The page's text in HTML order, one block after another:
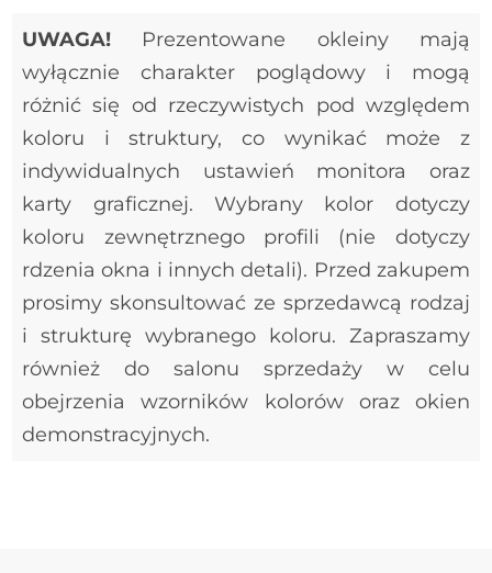
UWAGA! Prezentowane okleiny mają
wyłącznie charakter poglądowy i mogą
różnić się od rzeczywistych pod względem
koloru i struktury, co wynikać może z
indywidualnych ustawień monitora oraz
karty graficznej. Wybrany kolor dotyczy
koloru zewnętrznego profili (nie dotyczy
rdzenia okna i innych detali). Przed zakupem
prosimy skonsultować ze sprzedawcą rodzaj
i strukturę wybranego koloru. Zapraszamy
również do salonu sprzedaży w celu
obejrzenia wzorników kolorów oraz okien
demonstracyjnych.
HOPPE Atlanta - stare złoto